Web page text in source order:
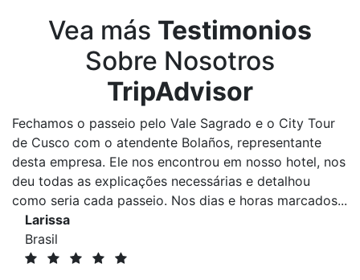
Vea más Testimonios
Sobre Nosotros
TripAdvisor
Fechamos o passeio pelo Vale Sagrado e o City Tour
de Cusco com o atendente Bolaños, representante
desta empresa. Ele nos encontrou em nosso hotel, nos
deu todas as explicações necessárias e detalhou
como seria cada passeio. Nos dias e horas marcados...
Larissa
Brasil